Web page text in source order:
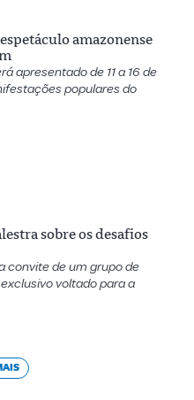
amazonense
apresentado de 11 a 16 de
populares do
sobre os desafios
convite de um grupo de
voltado para a